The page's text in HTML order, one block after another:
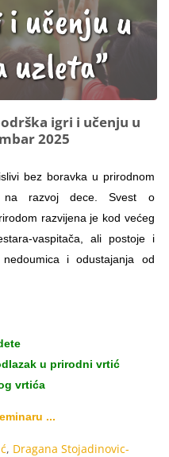
igri i učenju u
2025
bez boravka u prirodnom
na razvoj dece. Svest o
razvijena je kod većeg
vaspitača, ali postoje i
i odustajanja od
u prirodni vrtić
vrtića
...
, Dragana Stojadinovic-